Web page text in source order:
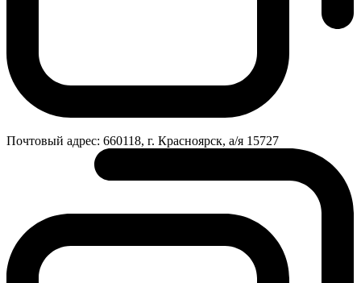
Почтовый адрес: 660118, г. Красноярск, а/я 15727